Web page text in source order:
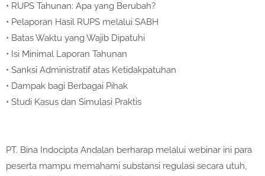
• RUPS Tahunan: Apa yang Berubah?
• Pelaporan Hasil RUPS melalui SABH
• Batas Waktu yang Wajib Dipatuhi
• Isi Minimal Laporan Tahunan
• Sanksi Administratif atas Ketidakpatuhan
• Dampak bagi Berbagai Pihak
• Studi Kasus dan Simulasi Praktis
PT. Bina Indocipta Andalan berharap melalui webinar ini para
peserta mampu memahami substansi regulasi secara utuh,